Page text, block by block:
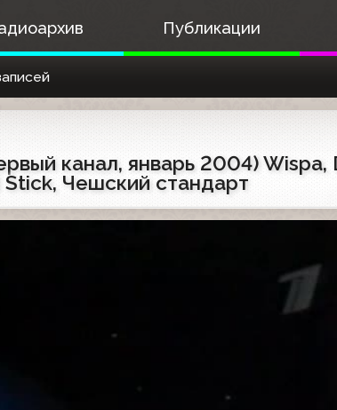
Публикации
канал, январь 2004) Wispa,
Чешский стандарт